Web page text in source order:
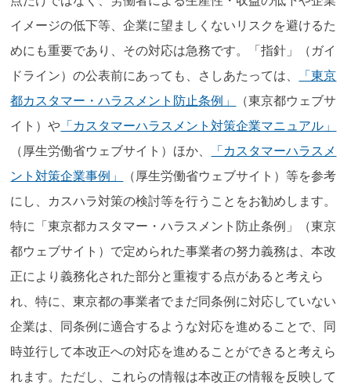
イメージの低下等、企業に望ましくないリスクを避けるた
めにも重要であり、その対応は急務です。「指針」（ガイ
ドライン）の公表前にあっても、さしあたっては、
「東京
都カスタマー・ハラスメント防止条例」
（東京都ウェブサ
イト）や 「カスタマーハラスメント対策企業マニュアル」
（厚生労働省ウェブサイト）ほか、
「カスタマーハラスメ
ント対策企業事例」
（厚生労働省ウェブサイト）等を参考
にし、カスハラ対策の検討等を行うことをお勧めします。
特に「東京都カスタマー・ハラスメント防止条例」（東京
都ウェブサイト）で定められた事業者の努力義務は、本改
正により義務化された部分と重複する点があると考えら
れ、特に、東京都の事業者でまだ同条例に対応していない
企業は、同条例に適合するような対応を進めることで、同
時並行して本改正への対応を進めることができると考えら
れます。ただし、これらの情報は本改正の情報を反映して